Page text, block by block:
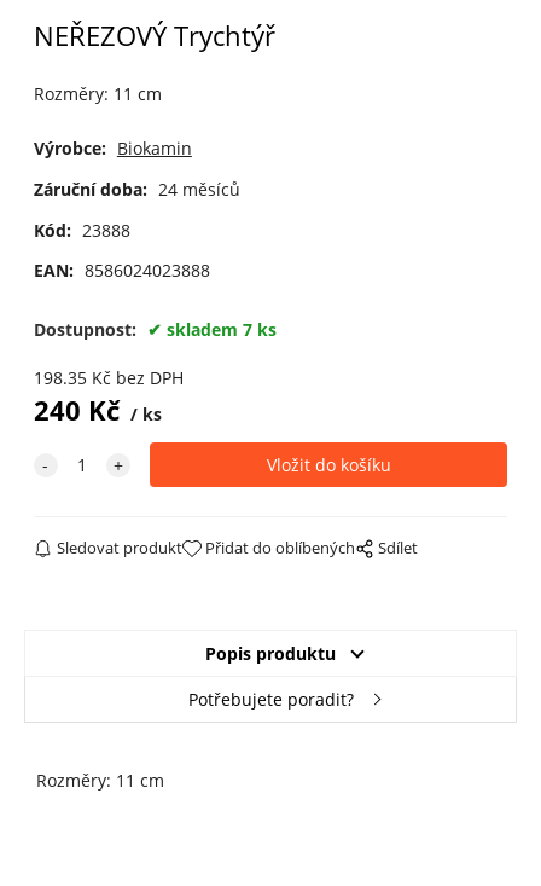
NEŘEZOVÝ Trychtýř
Rozměry: 11 cm
Výrobce: Biokamin
Záruční doba: 24 měsíců
Kód: 23888
EAN: 8586024023888
Dostupnost: skladem 7 ks
198.35Kč bez DPH
240 Kč ks
Sledovat produkt Přidat do oblíbených Sdílet
Popis produktu
Potřebujete poradit?
Rozměry: 11 cm